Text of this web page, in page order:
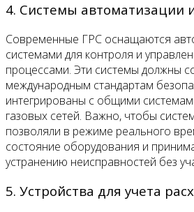
4. Системы автоматизации
Современные ГРС оснащаются
системами для контроля и
процессами. Эти системы должны
международным стандартам
интегрированы с общими
газовых сетей. Важно, чтобы
позволяли в режиме реального
состояние оборудования и
устранению неисправностей без
5. Устройства для учета